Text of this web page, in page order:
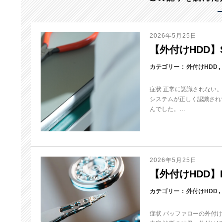
2026年5月25日
【外付けHDD
カテゴリー 外付けHDD
症状 正常に認識されない
システムが正しく認識さ
んでした。…
2026年5月25日
【外付けHDD
カテゴリー 外付けHDD
症状 バッファローの外付